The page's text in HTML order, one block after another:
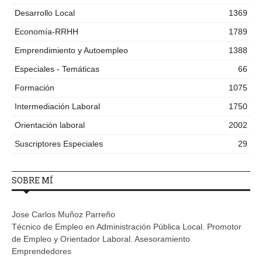
Desarrollo Local
1369
Economía-RRHH
1789
Emprendimiento y Autoempleo
1388
Especiales - Temáticas
66
Formación
1075
Intermediación Laboral
1750
Orientación laboral
2002
Suscriptores Especiales
29
SOBRE MÍ
Jose Carlos Muñoz Parreño
Técnico de Empleo en Administración Pública Local. Promotor
de Empleo y Orientador Laboral. Asesoramiento
Emprendedores